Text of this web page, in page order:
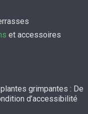
et accessoires
grimpantes : De
d’accessibilité